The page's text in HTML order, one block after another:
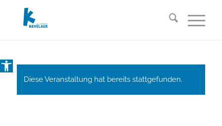
Open toolbar
Diese Veranstaltung hat bereits stattgefunden.